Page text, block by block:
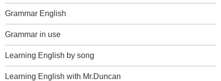
Grammar English
Grammar in use
Learning English by song
Learning English with Mr.Duncan